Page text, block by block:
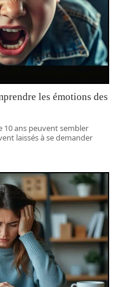
les émotions des
10 ans peuvent sembler
laissés à se demander